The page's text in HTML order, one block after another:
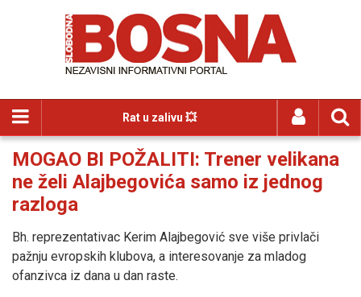
Rat u zalivu 💥
MOGAO BI POŽALITI: Trener velikana
ne želi Alajbegovića samo iz jednog
razloga
Bh. reprezentativac Kerim Alajbegović sve više privlači
pažnju evropskih klubova, a interesovanje za mladog
ofanzivca iz dana u dan raste.